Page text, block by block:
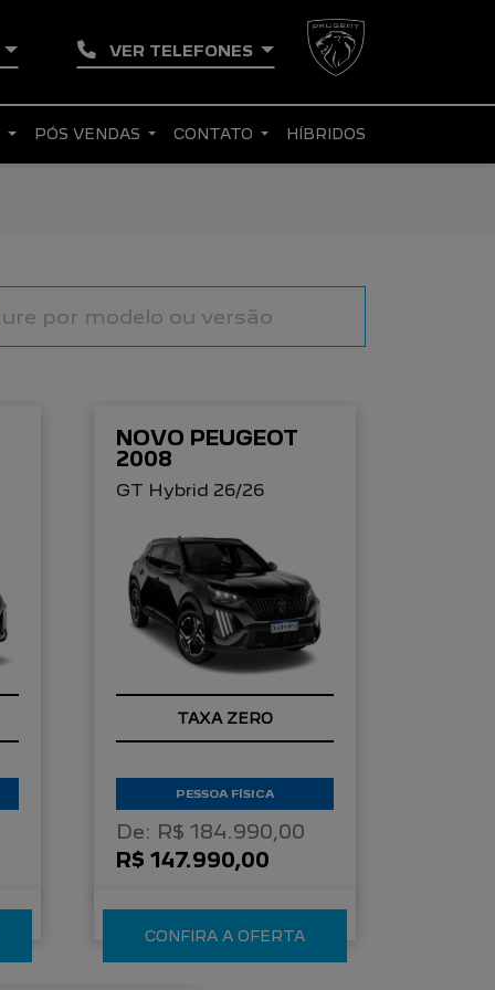
VER TELEFONES
PÓS VENDAS CONTATO HÍBRIDOS
NOVO PEUGEOT
2008
GT Hybrid 26/26
TAXA ZERO
PESSOA FÍSICA
De: R$ 184.990,00
R$ 147.990,00
CONFIRA A OFERTA